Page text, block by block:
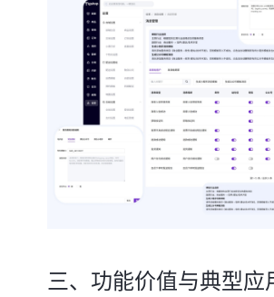
三、功能价值与典型应